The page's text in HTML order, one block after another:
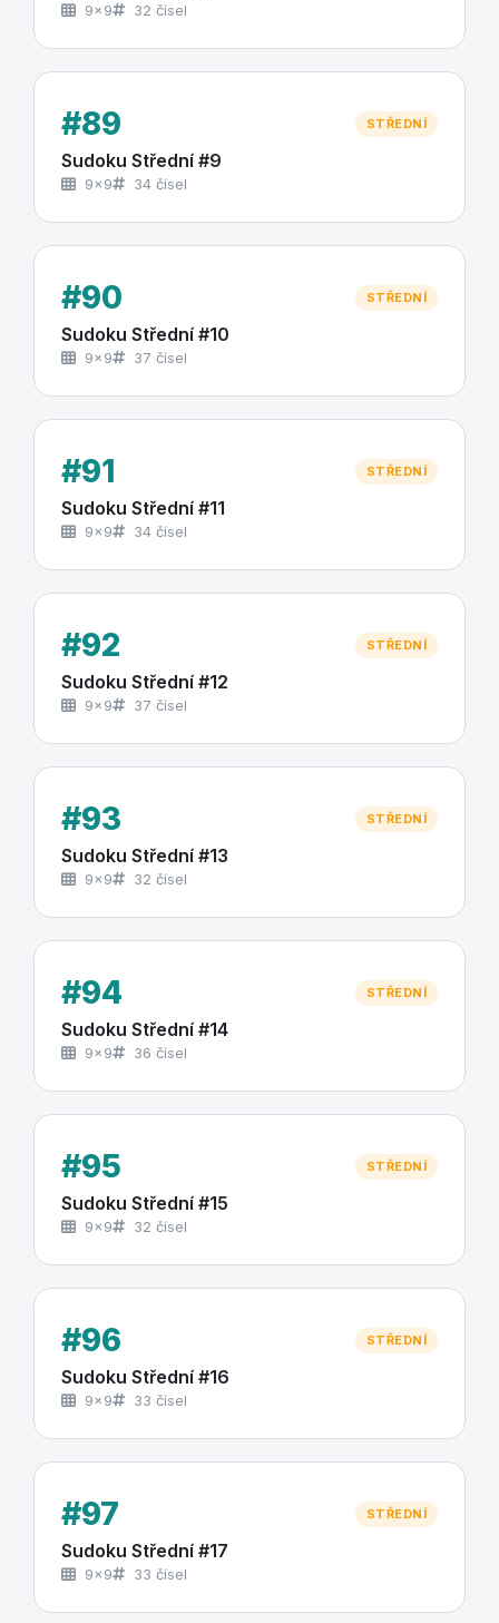
9×9 32 čísel
#89 STŘEDNÍ
Sudoku Střední #9
9×9 34 čísel
#90 STŘEDNÍ
Sudoku Střední #10
9×9 37 čísel
#91 STŘEDNÍ
Sudoku Střední #11
9×9 34 čísel
#92 STŘEDNÍ
Sudoku Střední #12
9×9 37 čísel
#93 STŘEDNÍ
Sudoku Střední #13
9×9 32 čísel
#94 STŘEDNÍ
Sudoku Střední #14
9×9 36 čísel
#95 STŘEDNÍ
Sudoku Střední #15
9×9 32 čísel
#96 STŘEDNÍ
Sudoku Střední #16
9×9 33 čísel
#97 STŘEDNÍ
Sudoku Střední #17
9×9 33 čísel